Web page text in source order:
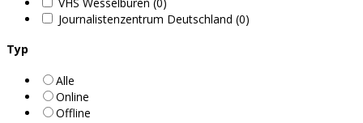
Journalistenzentrum Deutschland (0)
Typ
Alle
Online
Offline